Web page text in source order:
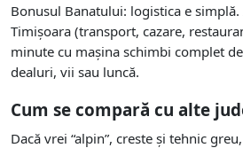
Bonusul Banatului: logistica e simplă.
Timișoara (transport, cazare,
minute cu mașina schimbi complet
dealuri, vii sau luncă.
Cum se compară cu alte
Dacă vrei “alpin”, creste și tehnic